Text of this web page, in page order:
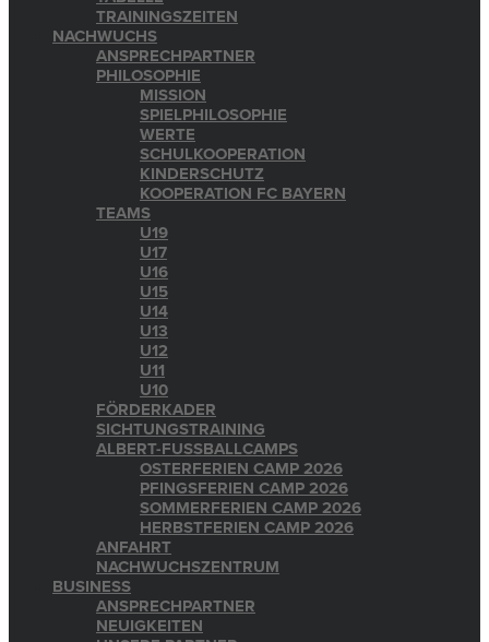
TRAININGSZEITEN
NACHWUCHS
ANSPRECHPARTNER
PHILOSOPHIE
MISSION
SPIELPHILOSOPHIE
WERTE
SCHULKOOPERATION
KINDERSCHUTZ
KOOPERATION FC BAYERN
TEAMS
U19
U17
U16
U15
U14
U13
U12
U11
U10
FÖRDERKADER
SICHTUNGSTRAINING
ALBERT-FUSSBALLCAMPS
OSTERFERIEN CAMP 2026
PFINGSFERIEN CAMP 2026
SOMMERFERIEN CAMP 2026
HERBSTFERIEN CAMP 2026
ANFAHRT
NACHWUCHSZENTRUM
BUSINESS
ANSPRECHPARTNER
NEUIGKEITEN